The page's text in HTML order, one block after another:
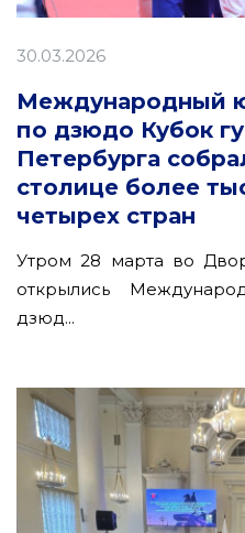
30.03.2026
Международный
по дзюдо Кубок
Петербурга
столице более
четырех стран
Утром 28 марта во
открылись
дзюд...